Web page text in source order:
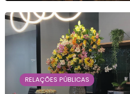
RELAÇÕES PÚBLICAS